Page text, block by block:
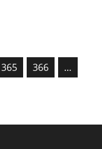
365 366
…